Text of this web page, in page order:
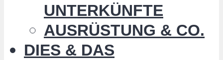
UNTERKÜNFTE
AUSRÜSTUNG & CO.
DIES & DAS